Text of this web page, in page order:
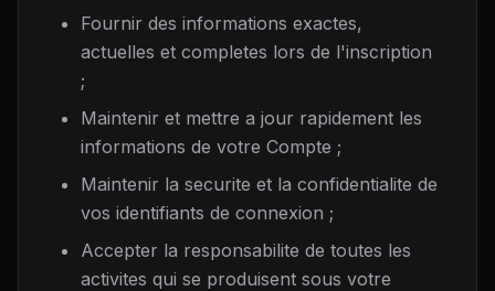
Fournir des informations exactes,
actuelles et completes lors de l'inscription
;
Maintenir et mettre a jour rapidement les
informations de votre Compte ;
Maintenir la securite et la confidentialite de
vos identifiants de connexion ;
Accepter la responsabilite de toutes les
activites qui se produisent sous votre